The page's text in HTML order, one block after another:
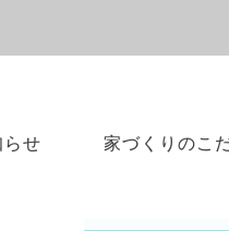
らせ 家づくりのこ